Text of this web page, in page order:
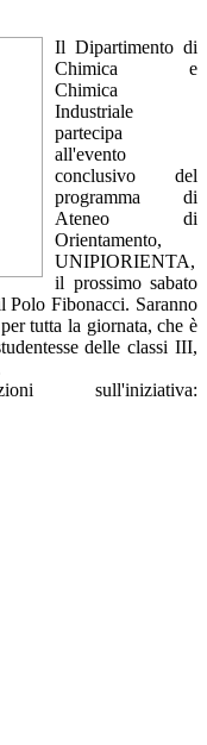
Il Dipartimento di
Chimica e
Chimica
Industriale
partecipa
all'evento
conclusivo del
programma di
Ateneo di
Orientamento,
UNIPIORIENTA,
il prossimo sabato
Polo Fibonacci. Saranno
tutta la giornata, che è
delle classi III,
sull'iniziativa: